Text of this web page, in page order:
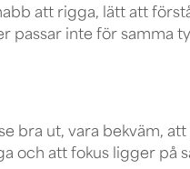
att rigga, lätt att
passar inte för samma
bra ut, vara bekväm, att
och att fokus ligger på